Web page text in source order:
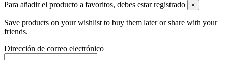
Para añadir el producto a favoritos, debes estar registrado ×
Save products on your wishlist to buy them later or share with your
friends.
Dirección de correo electrónico